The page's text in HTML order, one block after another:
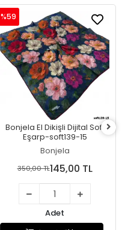
Bonjela El Dikişli Dijital Soft
Eşarp-soft139-15
Bonjela
%59
350,00 TL145,00 TL
Adet